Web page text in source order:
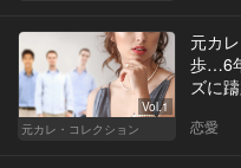
Vol.1
元カレ・コレクション
元カ
歩…6
ズに
恋愛